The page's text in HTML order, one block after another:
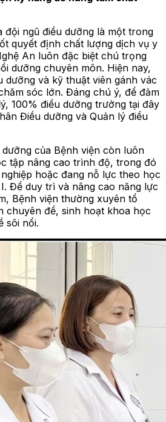
đội ngũ điều dưỡng là một trong
quyết định chất lượng dịch vụ y
An luôn đặc biệt chú trọng
dưỡng chuyên môn. Hiện nay,
dưỡng và kỹ thuật viên gánh vác
sóc lớn. Đáng chú ý, để đảm
100% điều dưỡng trưởng tại đây
Điều dưỡng và Quản lý điều
của Bệnh viện còn luôn
tập nâng cao trình độ, trong đó
hoặc đang nỗ lực theo học
Để duy trì và nâng cao năng lực
Bệnh viện thường xuyên tổ
chuyên đề, sinh hoạt khoa học
sôi nổi.